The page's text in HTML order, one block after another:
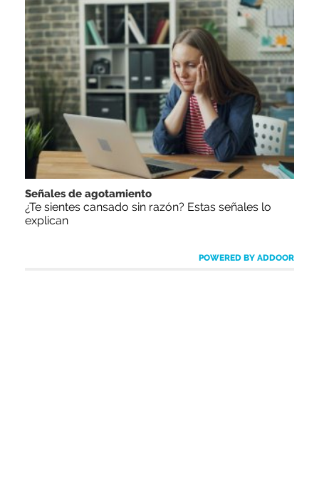
Señales de agotamiento
¿Te sientes cansado sin razón? Estas señales lo
explican
POWERED BY ADDOOR